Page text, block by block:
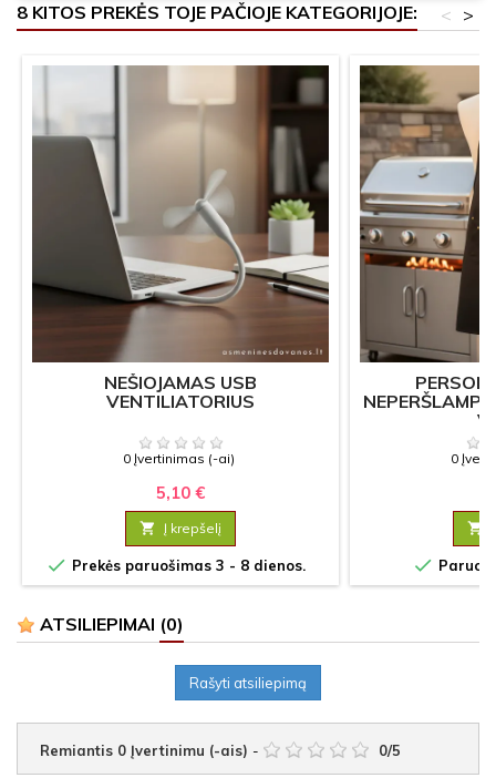
8 KITOS PREKĖS TOJE PAČIOJE KATEGORIJOJE: >
<
NEŠIOJAMAS USB
VENTILIATORIUS
0 Įvertinimas (-ai)
5,10 €
 Į krepšelį
 Prekės paruošimas 3 - 8 dienos.
0


ATSILIEPIMAI (0)
Rašyti atsiliepimą
Remiantis 0 Įvertinimu (-ais) - 0/5